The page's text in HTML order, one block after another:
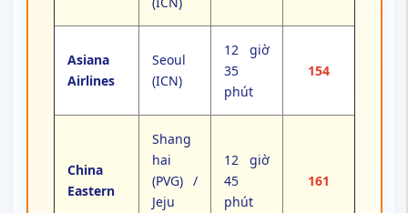
Asiana
Airlines
Seoul
(ICN)
12 giờ
35
phút
154
China
Eastern
Shang
hai
(PVG) /
Jeju
12 giờ
45
phút
161